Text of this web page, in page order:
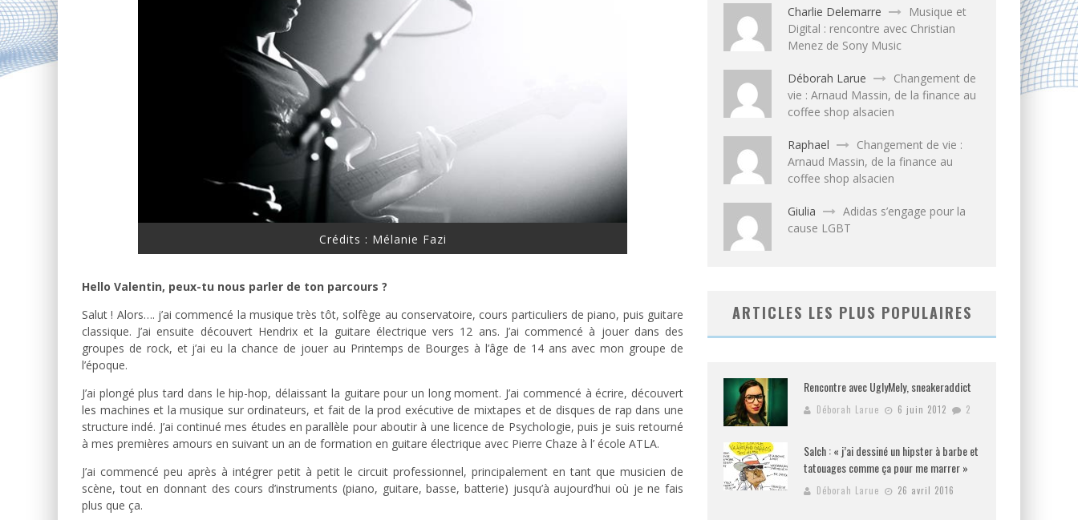
Crédits : Mélanie Fazi
Hello Valentin, peux-tu nous parler de ton parcours ?
Salut ! Alors…. j’ai commencé la musique très tôt, solfège au conservatoire, cours particuliers de piano, puis guitare
classique. J’ai ensuite découvert Hendrix et la guitare électrique vers 12 ans. J’ai commencé à jouer dans des
groupes de rock, et j’ai eu la chance de jouer au Printemps de Bourges à l’âge de 14 ans avec mon groupe de
l’époque.
J’ai plongé plus tard dans le hip-hop, délaissant la guitare pour un long moment. J’ai commencé à écrire, découvert
les machines et la musique sur ordinateurs, et fait de la prod exécutive de mixtapes et de disques de rap dans une
structure indé. J’ai continué mes études en parallèle pour aboutir à une licence de Psychologie, puis je suis retourné
à mes premières amours en suivant un an de formation en guitare électrique avec Pierre Chaze à l’ école ATLA.
J’ai commencé peu après à intégrer petit à petit le circuit professionnel, principalement en tant que musicien de
scène, tout en donnant des cours d’instruments (piano, guitare, basse, batterie) jusqu’à aujourd’hui où je ne fais
plus que ça.
Charlie Delemarre
Musique et
Digital : rencontre avec Christian
Menez de Sony Music
Déborah Larue
Changement de
vie : Arnaud Massin, de la finance au
coffee shop alsacien
Raphael
Changement de vie :
Arnaud Massin, de la finance au
coffee shop alsacien
Giulia
Adidas s’engage pour la
cause LGBT
ARTICLES LES PLUS POPULAIRES
Rencontre avec UglyMely, sneakeraddict
Déborah Larue 6 juin 2012 2
Salch : « j’ai dessiné un hipster à barbe et
tatouages comme ça pour me marrer »
Déborah Larue 26 avril 2016